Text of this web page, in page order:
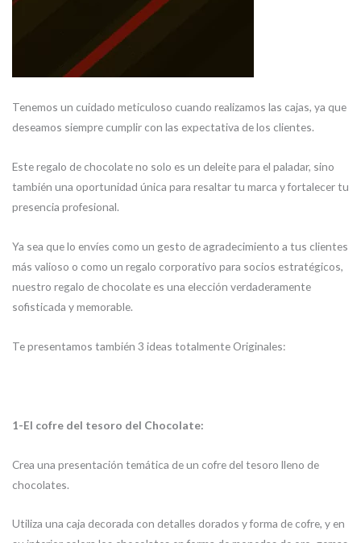
Tenemos un cuidado meticuloso cuando realizamos las cajas, ya que
deseamos siempre cumplir con las expectativa de los clientes.
Este regalo de chocolate no solo es un deleite para el paladar, sino
también una oportunidad única para resaltar tu marca y fortalecer tu
presencia profesional.
Ya sea que lo envíes como un gesto de agradecimiento a tus clientes
más valioso o como un regalo corporativo para socios estratégicos,
nuestro regalo de chocolate es una elección verdaderamente
sofisticada y memorable.
Te presentamos también 3 ideas totalmente Originales:
1-El cofre del tesoro del Chocolate:
Crea una presentación temática de un cofre del tesoro lleno de
chocolates.
Utiliza una caja decorada con detalles dorados y forma de cofre, y en